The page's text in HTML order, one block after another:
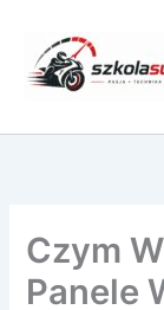
treści
Czym
Panele